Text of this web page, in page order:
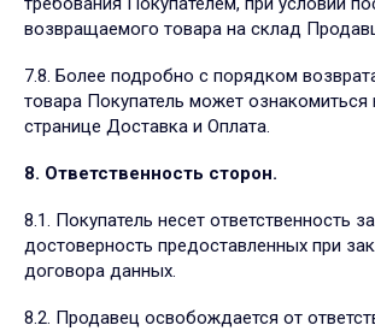
возвращаемого товара на склад
7.8. Более подробно с порядком
товара Покупатель может ознакомиться
странице Доставка и Оплата.
8. Ответственность сторон.
8.1. Покупатель несет ответственность
достоверность предоставленных при
договора данных.
8.2. Продавец освобождается от